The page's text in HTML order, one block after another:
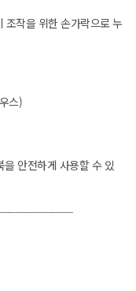
조작을 위한 손가락으로 누
스)
안전하게 사용할 수 있